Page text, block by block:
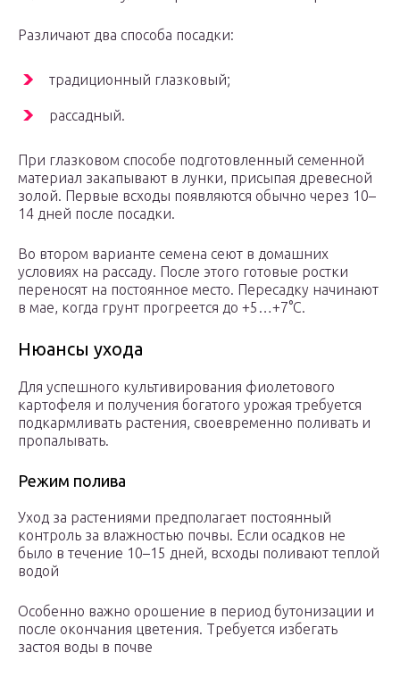
Различают два способа посадки:
традиционный глазковый;
рассадный.
При глазковом способе подготовленный семенной
материал закапывают в лунки, присыпая древесной
золой. Первые всходы появляются обычно через 10–
14 дней после посадки.
Во втором варианте семена сеют в домашних
условиях на рассаду. После этого готовые ростки
переносят на постоянное место. Пересадку начинают
в мае, когда грунт прогреется до +5…+7°C.
Нюансы ухода
Для успешного культивирования фиолетового
картофеля и получения богатого урожая требуется
подкармливать растения, своевременно поливать и
пропалывать.
Режим полива
Уход за растениями предполагает постоянный
контроль за влажностью почвы. Если осадков не
было в течение 10–15 дней, всходы поливают теплой
водой
Особенно важно орошение в период бутонизации и
после окончания цветения. Требуется избегать
застоя воды в почве